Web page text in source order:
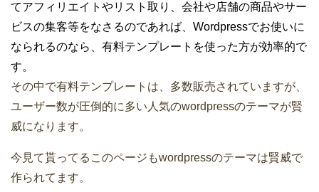
てアフィリエイトやリスト取り、会社や店舗の商品やサー
ビスの集客等をなさるのであれば、Wordpressでお使いに
なられるのなら、有料テンプレートを使った方が効率的で
す。
その中で有料テンプレートは、多数販売されていますが、
ユーザー数が圧倒的に多い人気のwordpressのテーマが賢
威になります。
今見て貰ってるこのページもwordpressのテーマは賢威で
作られてます。